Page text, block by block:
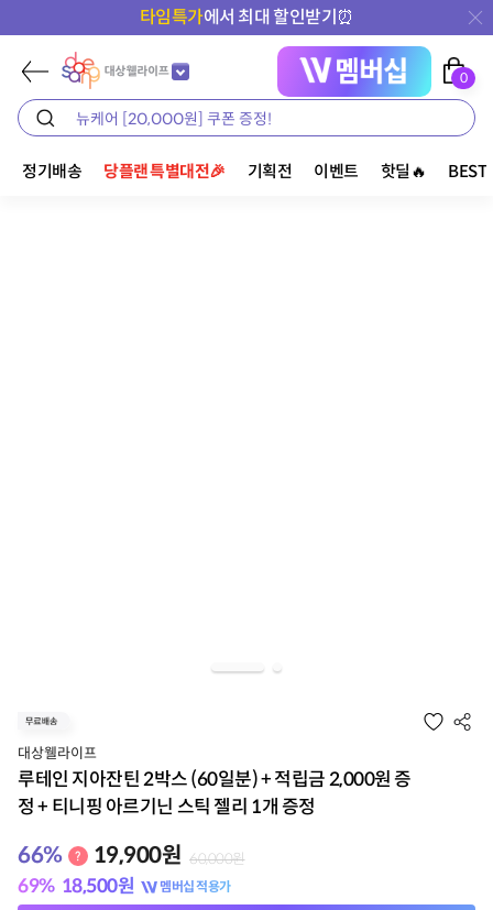
타임특가에서 최대 할인받기⏰
0
정기배송 당플랜 특별대전🎉 기획전 이벤트 핫딜🔥 BEST
대상웰라이프
루테인 지아잔틴 2박스 (60일분) + 적립금 2,000원 증
정 + 티니핑 아르기닌 스틱 젤리 1개 증정
66% 19,900원 60,000원
69% 18,500원 멤버십 적용가